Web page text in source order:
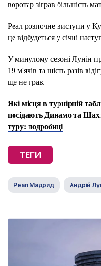
воротар зіграв більшість
Реал розпочне виступи у
це відбудеться у січні
У минулому сезоні Лунін
19 м'ячів та шість разів
ще не грав.
Які місця в турнірній
посідають Динамо та
туру: подробиці
ТЕГИ
Реал Мадрид Андрій